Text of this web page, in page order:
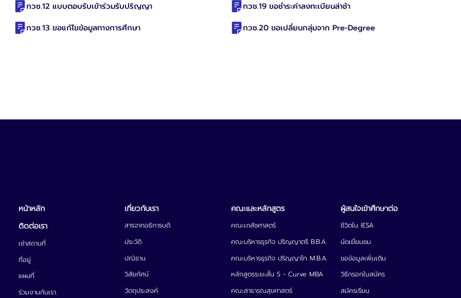
กวช.12 แบบตอบรับเข้าร่วมรับปริญญา
กวช.13 ขอแก้ไขข้อมูลทางการศึกษา
กวช.19 ขอชำระค่าลงทะเบียนล่าช้า
กวช.20 ขอเปลี่ยนกลุ่มจาก Pre-Degree
หน้าหลัก
ติดต่อเรา
เช่าสถานที่
ที่อยู่
แผนที่
ร่วมงานกับเรา
เกี่ยวกับเรา
สารจากอธิการบดี
ประวัติ
ปณิธาน
วิสัยทัศน์
วัตถุประสงค์
คณะและหลักสูตร
คณะเภสัชศาสตร์
คณะบริหารธุรกิจ ปริญญาตรี B.B.A.
คณะบริหารธุรกิจ ปริญญาโท M.B.A.
หลักสูตรระยะสั้น S - Curve MBA
คณะสาธารณสุขศาสตร์
ผู้สนใจเข้าศึกษาต่อ
ชีวิตใน IESA
นัดเยี่ยมชม
ขอข้อมูลเพิ่มเติม
วิธีกรอกใบสมัคร
สมัครเรียน